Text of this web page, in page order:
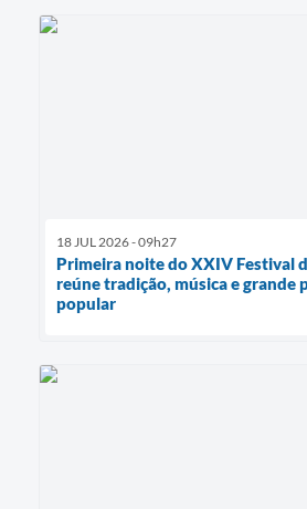
18 JUL 2026 - 09h27
Primeira noite do XXIV Festival
reúne tradição, música e grande
popular